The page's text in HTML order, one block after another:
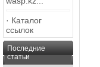
· Каталог
ссылок
Последние
статьи